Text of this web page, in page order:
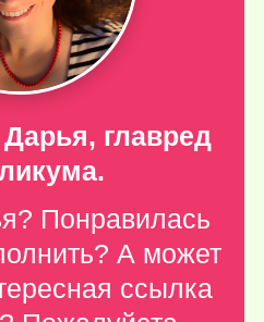
главред
Понравилась
А может
ссылка